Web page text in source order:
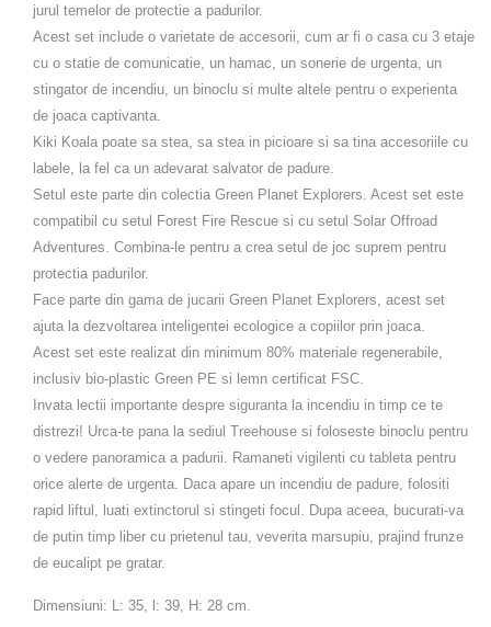
jurul temelor de protectie a padurilor.
Acest set include o varietate de accesorii, cum ar fi o casa cu 3 etaje
cu o statie de comunicatie, un hamac, un sonerie de urgenta, un
stingator de incendiu, un binoclu si multe altele pentru o experienta
de joaca captivanta.
Kiki Koala poate sa stea, sa stea in picioare si sa tina accesoriile cu
labele, la fel ca un adevarat salvator de padure.
Setul este parte din colectia Green Planet Explorers. Acest set este
compatibil cu setul Forest Fire Rescue si cu setul Solar Offroad
Adventures. Combina-le pentru a crea setul de joc suprem pentru
protectia padurilor.
Face parte din gama de jucarii Green Planet Explorers, acest set
ajuta la dezvoltarea inteligentei ecologice a copiilor prin joaca.
Acest set este realizat din minimum 80% materiale regenerabile,
inclusiv bio-plastic Green PE si lemn certificat FSC.
Invata lectii importante despre siguranta la incendiu in timp ce te
distrezi! Urca-te pana la sediul Treehouse si foloseste binoclu pentru
o vedere panoramica a padurii. Ramaneti vigilenti cu tableta pentru
orice alerte de urgenta. Daca apare un incendiu de padure, folositi
rapid liftul, luati extinctorul si stingeti focul. Dupa aceea, bucurati-va
de putin timp liber cu prietenul tau, veverita marsupiu, prajind frunze
de eucalipt pe gratar.
Dimensiuni: L: 35, l: 39, H: 28 cm.